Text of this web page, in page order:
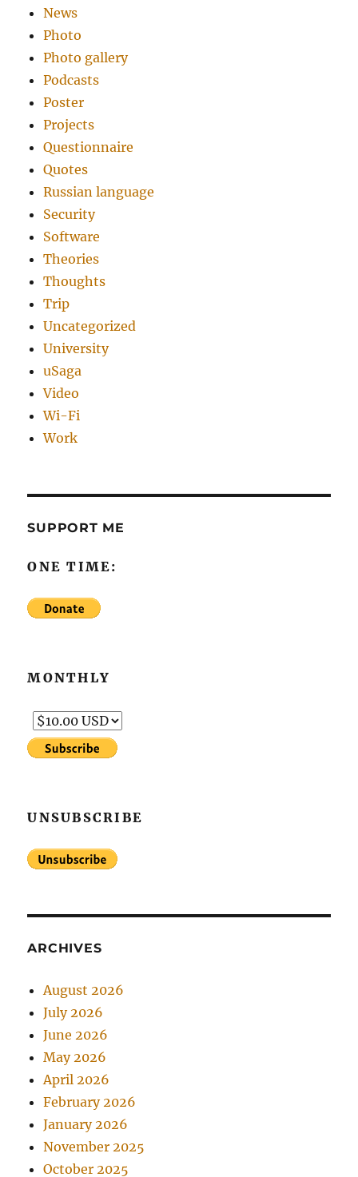
News
Photo
Photo gallery
Podcasts
Poster
Projects
Questionnaire
Quotes
Russian language
Security
Software
Theories
Thoughts
Trip
Uncategorized
University
uSaga
Video
Wi-Fi
Work
SUPPORT ME
ONE TIME:
MONTHLY
UNSUBSCRIBE
ARCHIVES
August 2026
July 2026
June 2026
May 2026
April 2026
February 2026
January 2026
November 2025
October 2025